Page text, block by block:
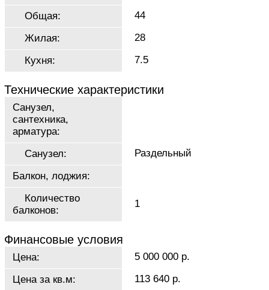
Общая:
44
Жилая:
28
Кухня:
7.5
Технические характеристики
Санузел,
сантехника,
арматура:
Санузел:
Раздельный
Балкон, лоджия:
Количество
балконов:
1
Финансовые условия
Цена:
5 000 000 р.
Цена за кв.м:
113 640 р.